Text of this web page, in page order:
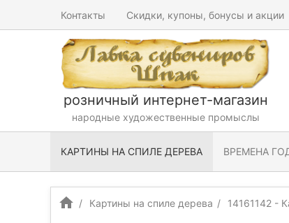
Контакты Скидки, купоны, бонусы и акции
розничный интернет-магазин
народные художественные промыслы
КАРТИНЫ НА СПИЛЕ ДЕРЕВА ВРЕМЕНА
Картины на спиле дерева 14161142 -